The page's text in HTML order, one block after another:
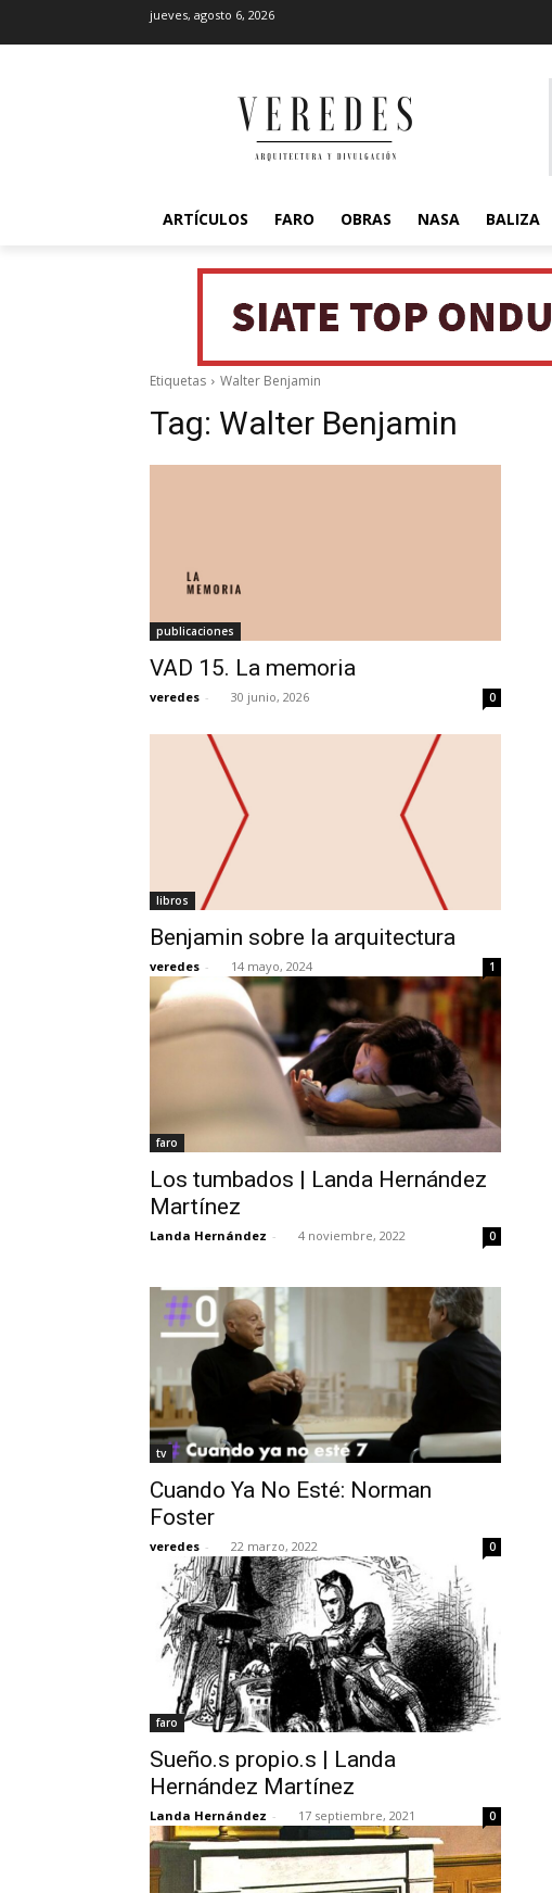
jueves, agosto 6, 2026
ARTÍCULOS FARO OBRAS NASA BALIZA
Etiquetas Walter Benjamin
Tag: Walter Benjamin
publicaciones
VAD 15. La memoria
veredes - 30 junio, 2026 0
libros
Benjamin sobre la arquitectura
veredes - 14 mayo, 2024 1
faro
Los tumbados | Landa Hernández
Martínez
Landa Hernández - 4 noviembre, 2022 0
tv
Cuando Ya No Esté: Norman
Foster
veredes - 22 marzo, 2022 0
faro
Sueño.s propio.s | Landa
Hernández Martínez
Landa Hernández - 17 septiembre, 2021 0